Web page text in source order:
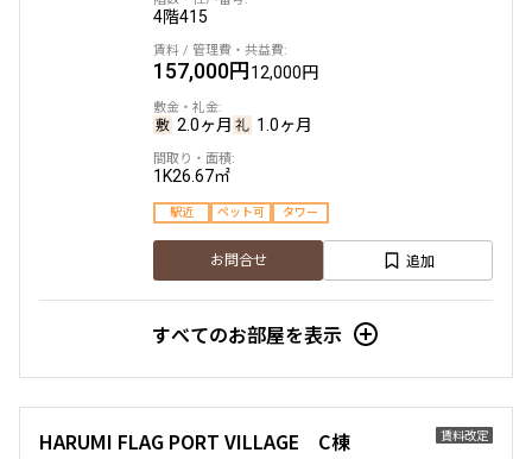
お問合せ
14階1406
761,000円0円
2.0ヶ月 無
お問合せ
4階415
157,000円12,000円
2.0ヶ月 1.0ヶ月
1K26.67㎡
駅近 ペット可 タワー
お問合せ 追加
すべてのお部屋を表示
賃料改定
HARUMI FLAG PORT VILLAGE C棟